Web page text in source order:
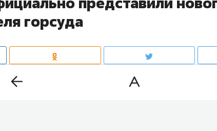
горсуда
суда Татарстана Азат Гильмутдинов